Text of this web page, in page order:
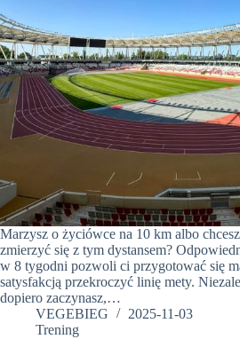
Marzysz o życiówce na 10 km albo
zmierzyć się z tym dystansem?
w 8 tygodni pozwoli ci przygotować się
satysfakcją przekroczyć linię mety.
dopiero zaczynasz,…
VEGEBIEG
2025-11-03
Trening